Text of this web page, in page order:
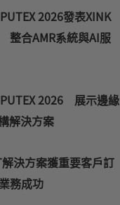
2026發表XINK
合AMR系統與AI服
2026 展示邊緣
解決方案
決方案獲重要客戶訂
務成功